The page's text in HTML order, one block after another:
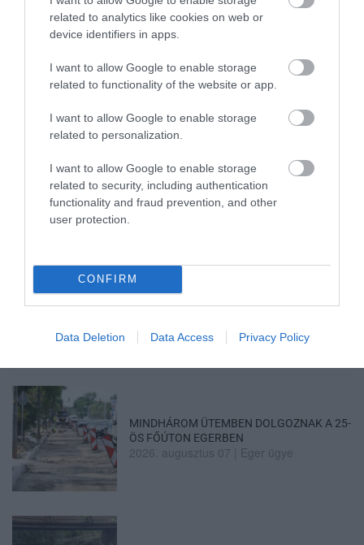
related to analytics like cookies on web or
device identifiers in apps.
I want to allow Google to enable storage
related to functionality of the website or app.
I want to allow Google to enable storage
related to personalization.
I want to allow Google to enable storage
related to security, including authentication
functionality and fraud prevention, and other
user protection.
CONFIRM
Data Deletion Data Access Privacy Policy
TANULJ NÉMETÜL OTTHONRÓL: A
DIGITÁLIS TANULÁS ELŐNYEI
2026. augusztus 07 Promóció
ÚJRAINDULNAK A KORÁBBAN
LEÁLLÍTOTT SZOLGÁLTATÁSOK AZ EGRI...
2026. augusztus 07|Eger ügye
TÍZ ÉVE NEM VOLT ILYEN ALACSONY AZ
INFLÁCIÓ MAGYARORSZÁGON
MINDHÁROM ÜTEMBEN DOLGOZNAK A 25-
ÖS FŐÚTON EGERBEN
2026. augusztus 07 Eger ügye